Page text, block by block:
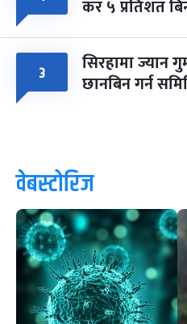
कर ५ प्रतिशत
३ सिरहामा ज्यान
छानबिन गर्न
वेबस्टोरिज